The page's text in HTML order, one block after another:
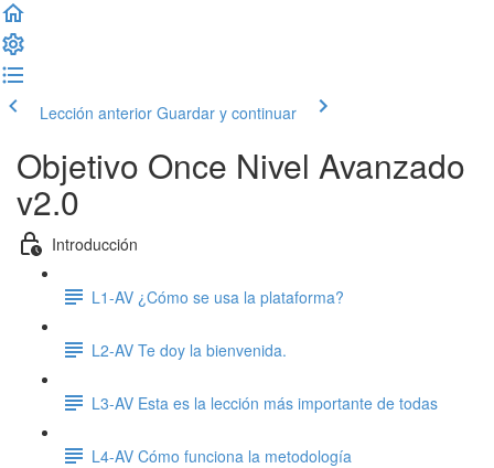
Lección anterior Guardar y continuar
Objetivo Once Nivel Avanzado
v2.0
Introducción
L1-AV ¿Cómo se usa la plataforma?
L2-AV Te doy la bienvenida.
L3-AV Esta es la lección más importante de todas
L4-AV Cómo funciona la metodología